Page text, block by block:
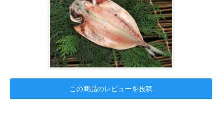
この商品のレビューを投稿